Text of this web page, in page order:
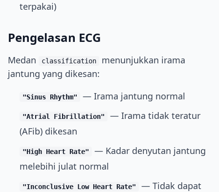
terpakai)
Pengelasan ECG
Medan classification
menunjukkan irama
jantung yang dikesan:
"Sinus Rhythm" — Irama jantung normal
"Atrial Fibrillation"
— Irama tidak teratur
(AFib) dikesan
"High Heart Rate"
— Kadar denyutan jantung
melebihi julat normal
"Inconclusive Low Heart Rate" — Tidak dapat